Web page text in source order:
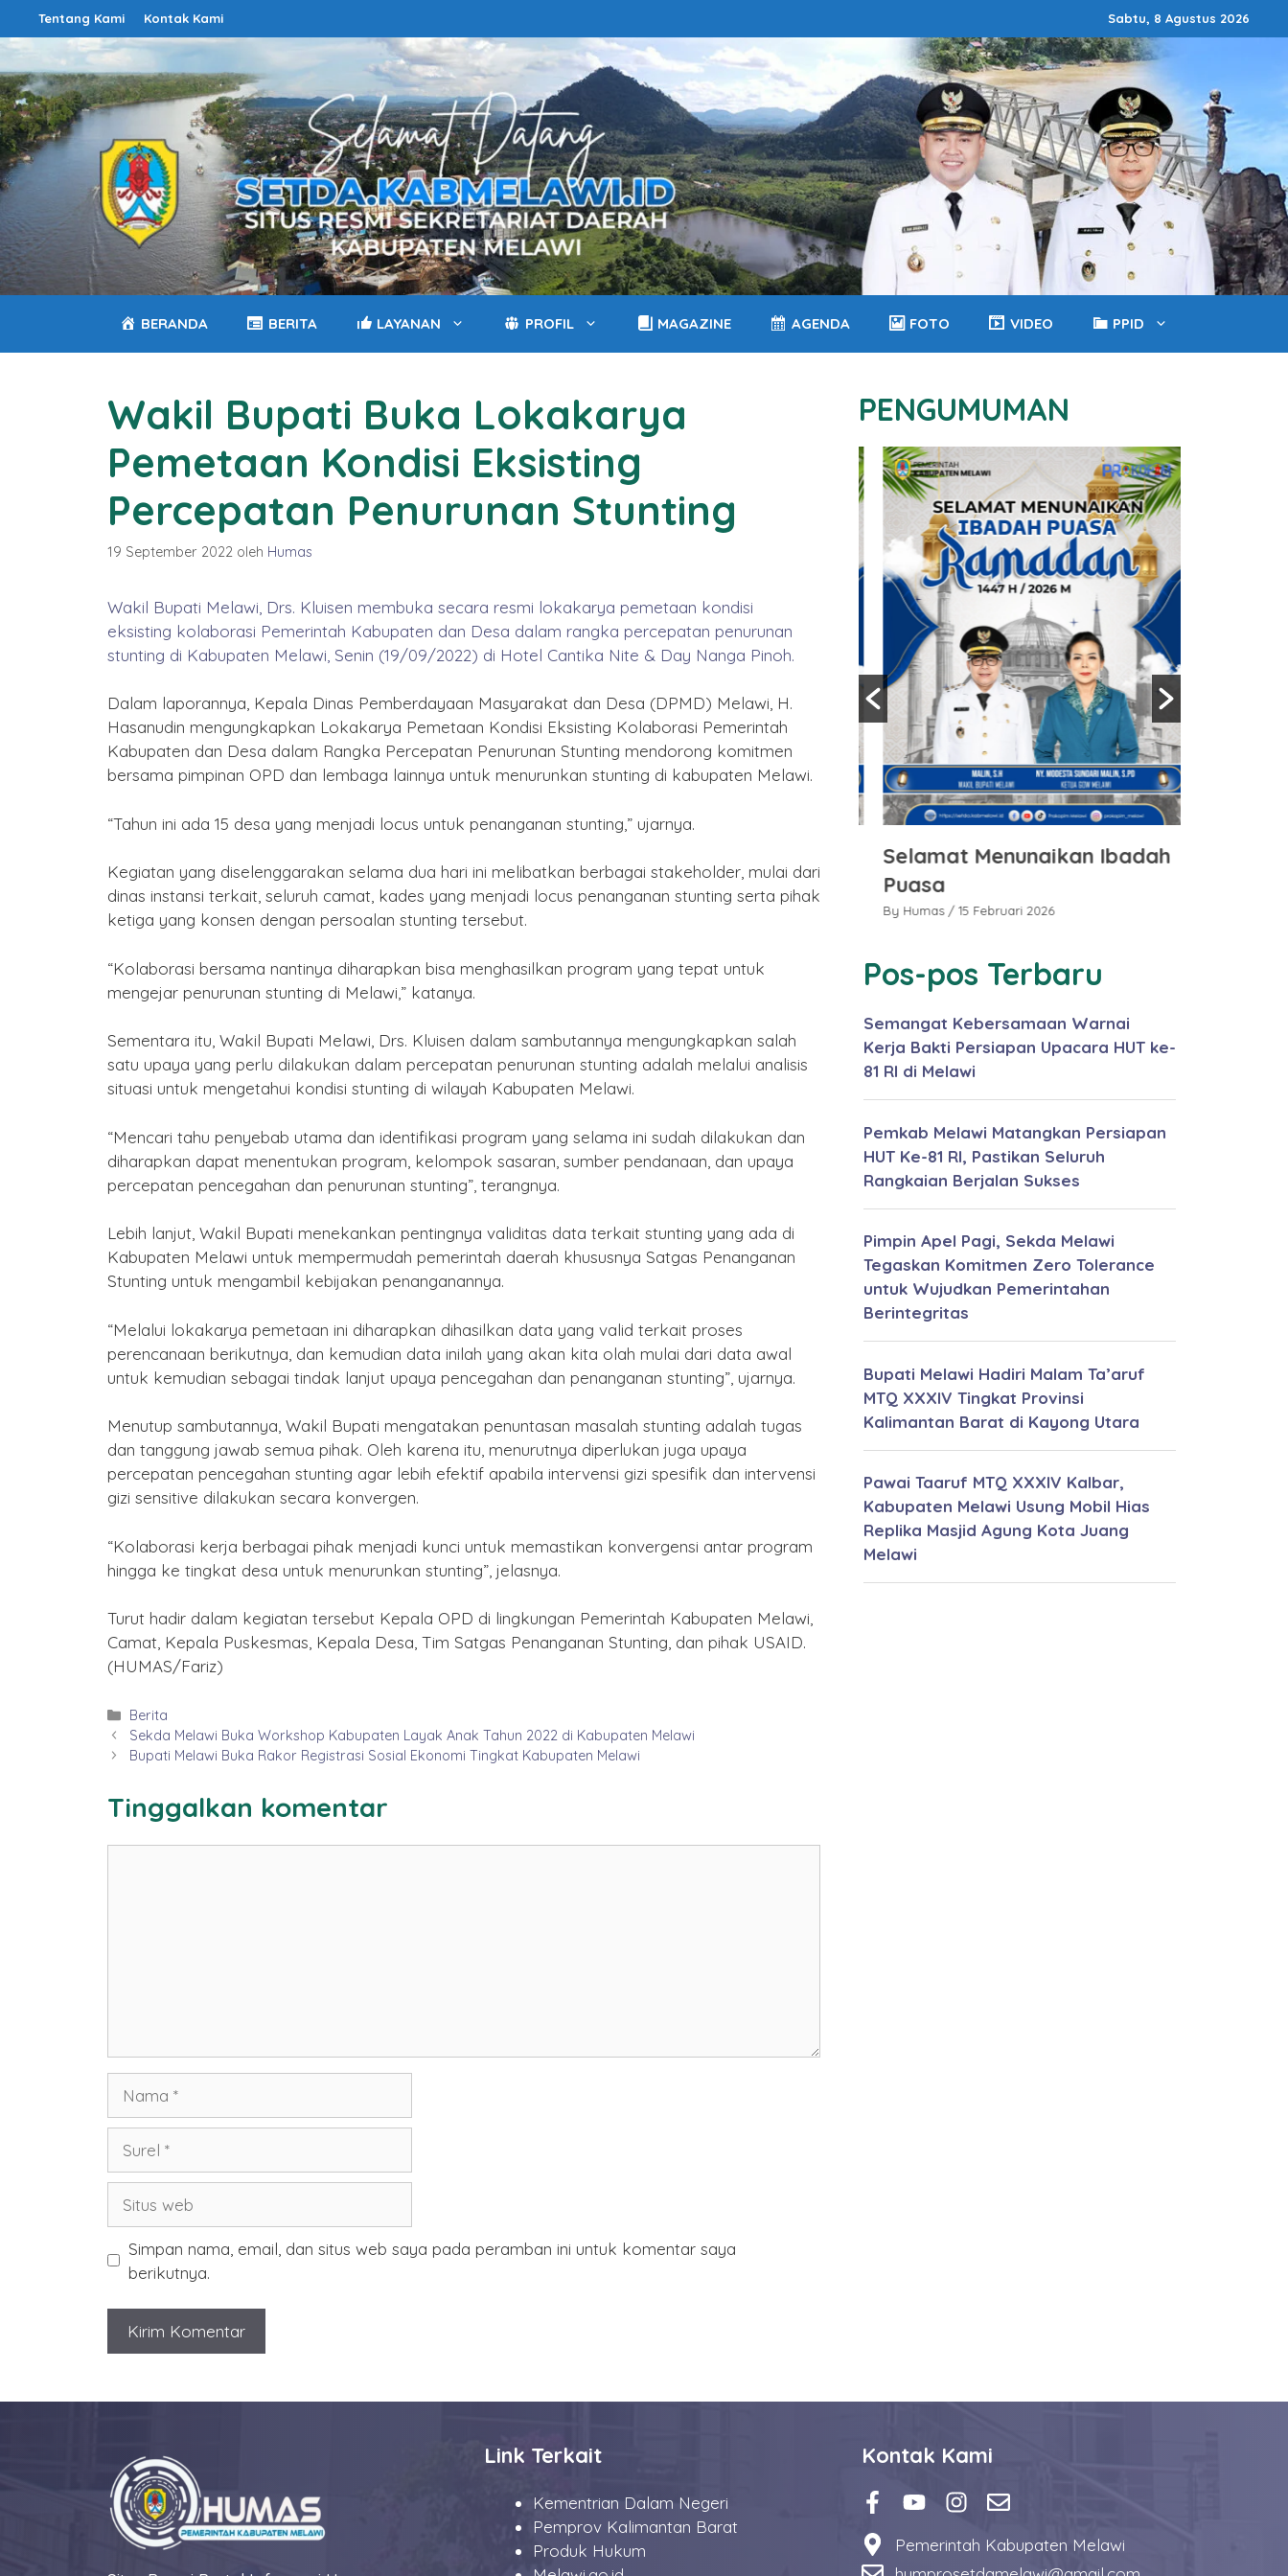
Langsung
ke
Tentang Kami Kontak Kami Sabtu, 8 Agustus 2026
BERANDA BERITA LAYANAN PROFIL MAGAZINE AGENDA FOTO VIDEO PPID
Wakil Bupati Buka Lokakarya
Pemetaan Kondisi Eksisting
Percepatan Penurunan Stunting
19 September 2022 oleh Humas
Wakil Bupati Melawi, Drs. Kluisen membuka secara resmi lokakarya pemetaan kondisi
eksisting kolaborasi Pemerintah Kabupaten dan Desa dalam rangka percepatan penurunan
stunting di Kabupaten Melawi, Senin (19/09/2022) di Hotel Cantika Nite & Day Nanga Pinoh.
Dalam laporannya, Kepala Dinas Pemberdayaan Masyarakat dan Desa (DPMD) Melawi, H.
Hasanudin mengungkapkan Lokakarya Pemetaan Kondisi Eksisting Kolaborasi Pemerintah
Kabupaten dan Desa dalam Rangka Percepatan Penurunan Stunting mendorong komitmen
bersama pimpinan OPD dan lembaga lainnya untuk menurunkan stunting di kabupaten Melawi.
“Tahun ini ada 15 desa yang menjadi locus untuk penanganan stunting,” ujarnya.
Kegiatan yang diselenggarakan selama dua hari ini melibatkan berbagai stakeholder, mulai dari
dinas instansi terkait, seluruh camat, kades yang menjadi locus penanganan stunting serta pihak
ketiga yang konsen dengan persoalan stunting tersebut.
“Kolaborasi bersama nantinya diharapkan bisa menghasilkan program yang tepat untuk
mengejar penurunan stunting di Melawi,” katanya.
Sementara itu, Wakil Bupati Melawi, Drs. Kluisen dalam sambutannya mengungkapkan salah
satu upaya yang perlu dilakukan dalam percepatan penurunan stunting adalah melalui analisis
situasi untuk mengetahui kondisi stunting di wilayah Kabupaten Melawi.
“Mencari tahu penyebab utama dan identifikasi program yang selama ini sudah dilakukan dan
diharapkan dapat menentukan program, kelompok sasaran, sumber pendanaan, dan upaya
percepatan pencegahan dan penurunan stunting”, terangnya.
Lebih lanjut, Wakil Bupati menekankan pentingnya validitas data terkait stunting yang ada di
Kabupaten Melawi untuk mempermudah pemerintah daerah khususnya Satgas Penanganan
Stunting untuk mengambil kebijakan penanganannya.
“Melalui lokakarya pemetaan ini diharapkan dihasilkan data yang valid terkait proses
perencanaan berikutnya, dan kemudian data inilah yang akan kita olah mulai dari data awal
untuk kemudian sebagai tindak lanjut upaya pencegahan dan penanganan stunting”, ujarnya.
Menutup sambutannya, Wakil Bupati mengatakan penuntasan masalah stunting adalah tugas
dan tanggung jawab semua pihak. Oleh karena itu, menurutnya diperlukan juga upaya
percepatan pencegahan stunting agar lebih efektif apabila intervensi gizi spesifik dan intervensi
gizi sensitive dilakukan secara konvergen.
“Kolaborasi kerja berbagai pihak menjadi kunci untuk memastikan konvergensi antar program
hingga ke tingkat desa untuk menurunkan stunting”, jelasnya.
Turut hadir dalam kegiatan tersebut Kepala OPD di lingkungan Pemerintah Kabupaten Melawi,
Camat, Kepala Puskesmas, Kepala Desa, Tim Satgas Penanganan Stunting, dan pihak USAID.
(HUMAS/Fariz)
Kategori
Berita
Sekda Melawi Buka Workshop Kabupaten Layak Anak Tahun 2022 di Kabupaten Melawi
Bupati Melawi Buka Rakor Registrasi Sosial Ekonomi Tingkat Kabupaten Melawi
Tinggalkan komentar
web
Simpan nama, email, dan situs web saya pada peramban ini untuk komentar saya
berikutnya.
PENGUMUMAN
Jadi ke-22
2577 Kongzili
By Humas / 15 Februari 2026
Puasa
Selamat Menunaikan Ibadah
Puasa
By Humas/ 15 Februari 2026
Pos-pos Terbaru
Semangat Kebersamaan Warnai
Kerja Bakti Persiapan Upacara HUT ke-
81 RI di Melawi
Pemkab Melawi Matangkan Persiapan
HUT Ke-81 RI, Pastikan Seluruh
Rangkaian Berjalan Sukses
Pimpin Apel Pagi, Sekda Melawi
Tegaskan Komitmen Zero Tolerance
untuk Wujudkan Pemerintahan
Berintegritas
Bupati Melawi Hadiri Malam Ta’aruf
MTQ XXXIV Tingkat Provinsi
Kalimantan Barat di Kayong Utara
Pawai Taaruf MTQ XXXIV Kalbar,
Kabupaten Melawi Usung Mobil Hias
Replika Masjid Agung Kota Juang
Melawi
Link Terkait
Kementrian Dalam Negeri
Pemprov Kalimantan Barat
Produk Hukum
Kontak Kami
Pemerintah Kabupaten Melawi